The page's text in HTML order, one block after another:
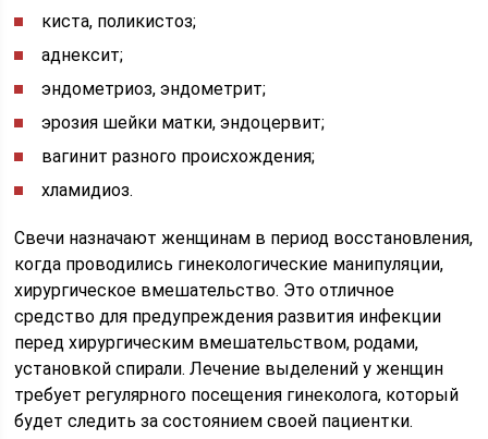
киста, поликистоз;
аднексит;
эндометриоз, эндометрит;
эрозия шейки матки, эндоцервит;
вагинит разного происхождения;
хламидиоз.
Свечи назначают женщинам в период восстановления,
когда проводились гинекологические манипуляции,
хирургическое вмешательство. Это отличное
средство для предупреждения развития инфекции
перед хирургическим вмешательством, родами,
установкой спирали. Лечение выделений у женщин
требует регулярного посещения гинеколога, который
будет следить за состоянием своей пациентки.